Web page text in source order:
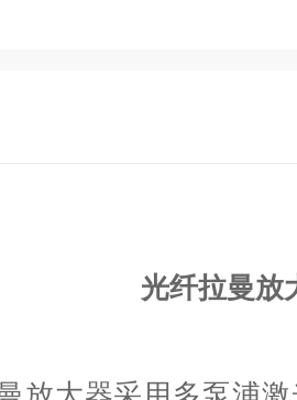
光纤拉曼放